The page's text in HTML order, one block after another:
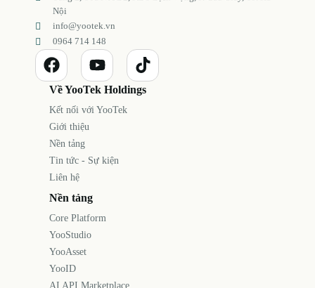
Nội
info@yootek.vn
0964 714 148
Về YooTek Holdings
Kết nối với YooTek
Giới thiệu
Nền tảng
Tin tức - Sự kiện
Liên hệ
Nền tảng
Core Platform
YooStudio
YooAsset
YooID
AI API Marketplace